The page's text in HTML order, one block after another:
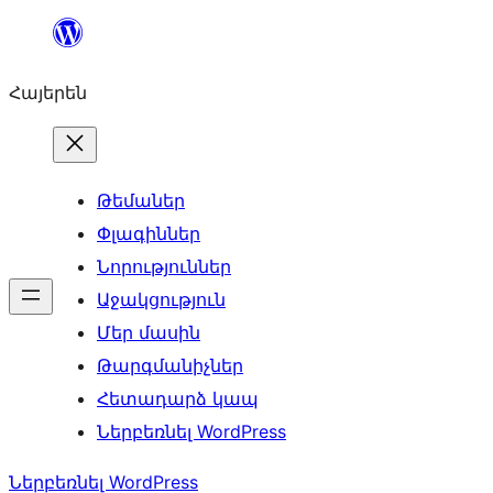
Անցնել
Հայերեն
Թեմաներ
Փլագիններ
Նորություններ
Աջակցություն
Մեր մասին
Թարգմանիչներ
Հետադարձ կապ
Ներբեռնել WordPress
Ներբեռնել WordPress